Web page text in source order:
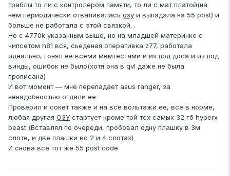
траблы то ли с контролером памяти, то ли с мат платой(на
нем периодически отваливалась озу и выпадала на 55 post) и
больше не работала с этой связкой. .
Но с 4770k указанным выше, но на младшей материнке с
чипсетом h81 вся, сьеденая оперативка z77, работала
идеально, гонял ее всеми мемтестами и из под доса и из под
винды, ошибок не было(хотя она в qvl даже не была
прописана)
И вот момент — мне перепадает asus rаnger, за
ненадобностью отдали ее
Проверил и сокет также и на все вольтажи ее, все в норме,
любая другая ОЗУ стартует кроме той тех самых 32 гб hyperx
beast (Вставлял по очереди, пробовал одну плашку в 3м
слоте, и две плашки во 2 и 4 слотах)
И снова все тот же 55 post code